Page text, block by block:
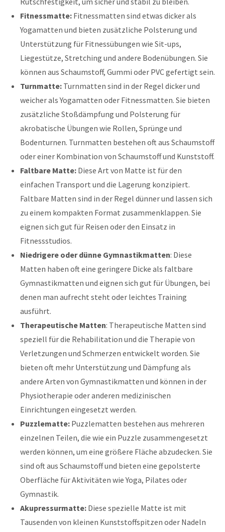
Fitnessmatte: Fitnessmatten sind etwas dicker als
Yogamatten und bieten zusätzliche Polsterung und
Unterstützung für Fitnessübungen wie Sit-ups,
Liegestütze, Stretching und andere Bodenübungen. Sie
können aus Schaumstoff, Gummi oder PVC gefertigt sein.
Turnmatte: Turnmatten sind in der Regel dicker und
weicher als Yogamatten oder Fitnessmatten. Sie bieten
zusätzliche Stoßdämpfung und Polsterung für
akrobatische Übungen wie Rollen, Sprünge und
Bodenturnen. Turnmatten bestehen oft aus Schaumstoff
oder einer Kombination von Schaumstoff und Kunststoff.
Faltbare Matte: Diese Art von Matte ist für den
einfachen Transport und die Lagerung konzipiert.
Faltbare Matten sind in der Regel dünner und lassen sich
zu einem kompakten Format zusammenklappen. Sie
eignen sich gut für Reisen oder den Einsatz in
Fitnessstudios.
Niedrigere oder dünne Gymnastikmatten: Diese
Matten haben oft eine geringere Dicke als faltbare
Gymnastikmatten und eignen sich gut für Übungen, bei
denen man aufrecht steht oder leichtes Training
ausführt.
Therapeutische Matten: Therapeutische Matten sind
speziell für die Rehabilitation und die Therapie von
Verletzungen und Schmerzen entwickelt worden. Sie
bieten oft mehr Unterstützung und Dämpfung als
andere Arten von Gymnastikmatten und können in der
Physiotherapie oder anderen medizinischen
Einrichtungen eingesetzt werden.
Puzzlematte: Puzzlematten bestehen aus mehreren
einzelnen Teilen, die wie ein Puzzle zusammengesetzt
werden können, um eine größere Fläche abzudecken. Sie
sind oft aus Schaumstoff und bieten eine gepolsterte
Oberfläche für Aktivitäten wie Yoga, Pilates oder
Gymnastik.
Akupressurmatte: Diese spezielle Matte ist mit
Tausenden von kleinen Kunststoffspitzen oder Nadeln